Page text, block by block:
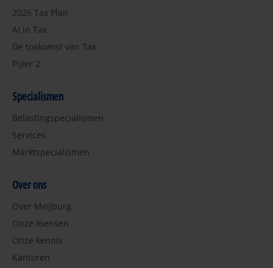
2026 Tax Plan
AI in Tax
De toekomst van Tax
Pijler 2
Specialismen
Belastingspecialismen
Services
Marktspecialismen
Over ons
Over Meijburg
Onze mensen
Onze kennis
Kantoren